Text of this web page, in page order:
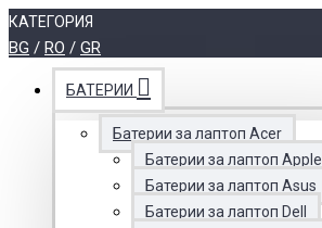
КАТЕГОРИЯ
BG / RO / GR
БАТЕРИИ
Батерии за лаптоп Acer
Батерии за лаптоп Apple
Батерии за лаптоп Asus
Батерии за лаптоп Dell